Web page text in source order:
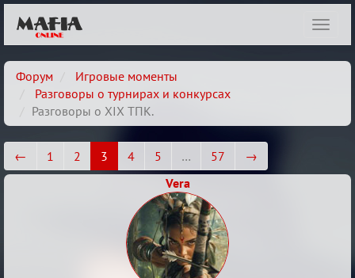
Форум
Игровые моменты
Разговоры о турнирах и конкурсах
Разговоры о XIX ТПК.
← 1 2 3 4 5 … 57
→
Vera